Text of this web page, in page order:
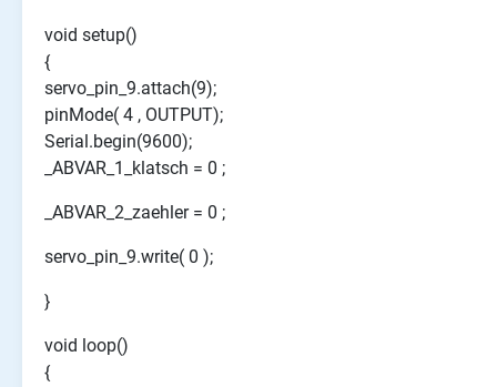
void setup()
{
servo_pin_9.attach(9);
pinMode( 4 , OUTPUT);
Serial.begin(9600);
_ABVAR_1_klatsch = 0 ;
_ABVAR_2_zaehler = 0 ;
servo_pin_9.write( 0 );
}
void loop()
{